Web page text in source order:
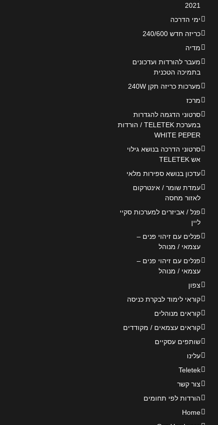
2021
ימי הדרכה
כריזה חדש 240/600
מדיה
מעבר להורדות ועדכונים
בתמיכה הטכנית
מערכות כריזה תקן 240W
מרכז
סרטוני הדגמה להגדרות
במערכת TELETEK / הורדות
WHITE PEPER
סרטוני הדרכה בנושא גילוי
אש TELETEK
עדכון בנושא ספירות מלאי
עמדת שומר / אינטרקום
לאזור מחסה
פנל / אביזרים למערכות סקיי
ליין
פנלים עם זיהוי פנים –
עצמאי / מנוהל
פנלים עם זיהוי פנים –
עצמאי / מנוהל
צפון
קוראי לימוד לבקרת כניסה
קוראים מנוהלים
קוראים עצמאים / מקודדים
שותפים עסקיים
עלינו
Teletek
צור קשר
הורדות לפי תחומים
Home